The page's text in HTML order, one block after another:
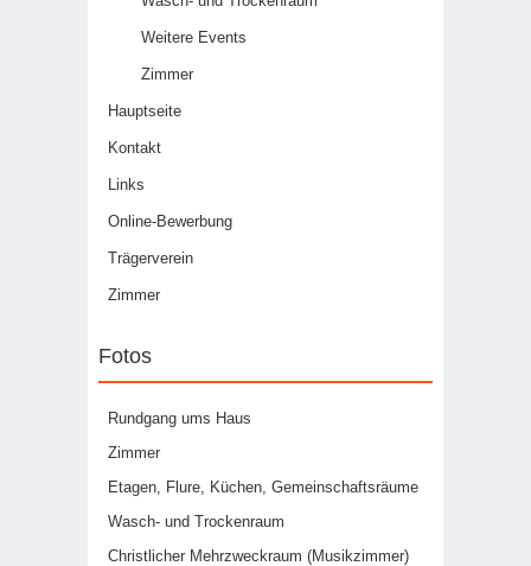
Weitere Events
Zimmer
Hauptseite
Kontakt
Links
Online-Bewerbung
Trägerverein
Zimmer
Fotos
Rundgang ums Haus
Zimmer
Etagen, Flure, Küchen, Gemeinschaftsräume
Wasch- und Trockenraum
Christlicher Mehrzweckraum (Musikzimmer)